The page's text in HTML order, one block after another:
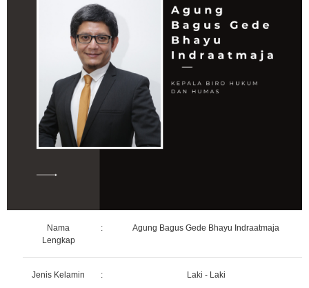
Nama
Lengkap
: Agung Bagus Gede Bhayu Indraatmaja
Jenis Kelamin : Laki - Laki